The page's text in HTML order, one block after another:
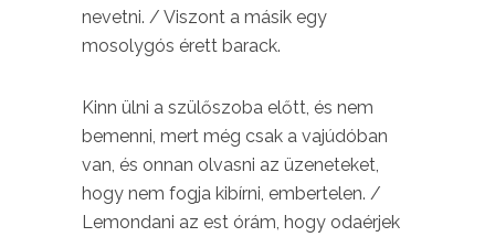
nevetni. / Viszont a másik egy
mosolygós érett barack.
Kinn ülni a szülőszoba előtt, és nem
bemenni, mert még csak a vajúdóban
van, és onnan olvasni az üzeneteket,
hogy nem fogja kibírni, embertelen. /
Lemondani az est órám, hogy odaérjek